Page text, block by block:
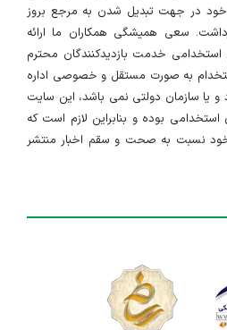
خود در جهت تبدیل شدن به مرجع بروز
سعی همیشگی همکاران ما ارائه
خدمت بازدیدکنندگان محترم
به صورت مستقل و خصوصی اداره
یا سازمان دولتی نمی باشد، این سایت
بوده و بنابراین لازم است که
خود نسبت به صحت و سقم اخبار منتشر